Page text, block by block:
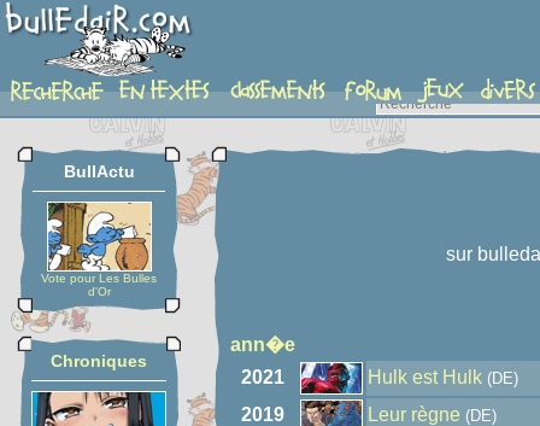
auteur
BullActu
Vote pour Les Bulles
d'Or
Chroniques
sur
ann�e
2021
Hulk est Hulk (DE)
2019 Leur règne (DE)